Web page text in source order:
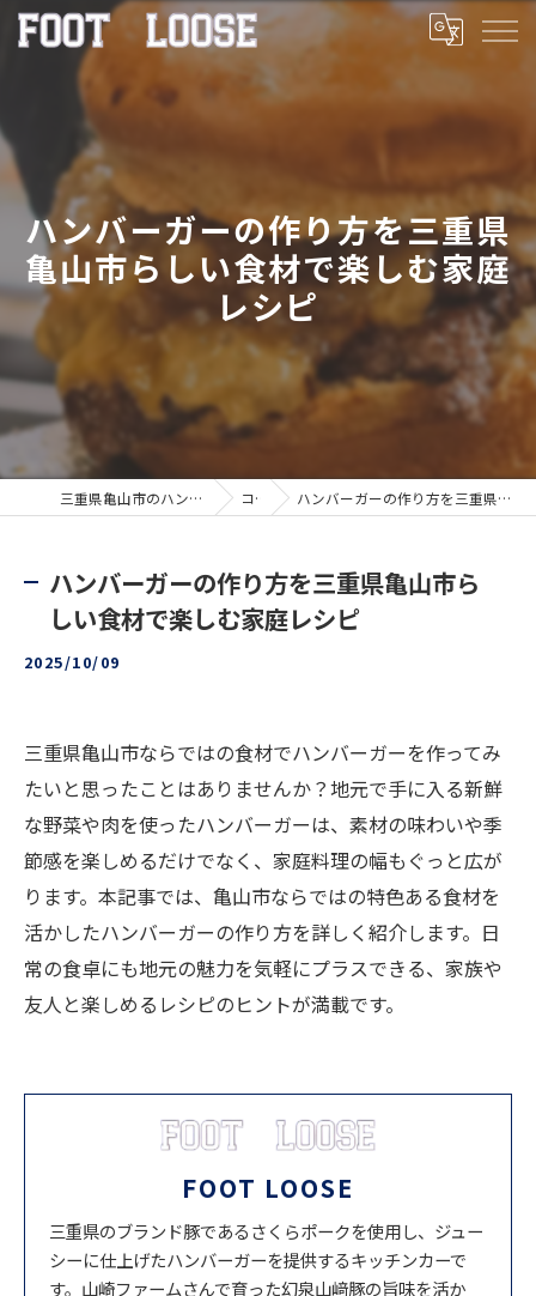
ハンバーガーの作り方を三重県
亀山市らしい食材で楽しむ家庭
レシピ
三重県亀山市のハンバーガーならFOOT LOOSE コラム ハンバーガーの作り方を三重県亀山市らしい食材で楽しむ家庭レシピ
ハンバーガーの作り方を三重県亀山市ら
しい食材で楽しむ家庭レシピ
2025/10/09
三重県亀山市ならではの食材でハンバーガーを作ってみ
たいと思ったことはありませんか？地元で手に入る新鮮
な野菜や肉を使ったハンバーガーは、素材の味わいや季
節感を楽しめるだけでなく、家庭料理の幅もぐっと広が
ります。本記事では、亀山市ならではの特色ある食材を
活かしたハンバーガーの作り方を詳しく紹介します。日
常の食卓にも地元の魅力を気軽にプラスできる、家族や
友人と楽しめるレシピのヒントが満載です。
FOOT LOOSE
三重県のブランド豚であるさくらポークを使用し、ジュー
シーに仕上げたハンバーガーを提供するキッチンカーで
す。山崎ファームさんで育った幻泉山﨑豚の旨味を活か